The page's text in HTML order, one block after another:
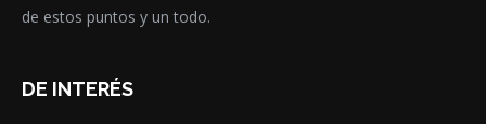
de estos puntos y un todo.
DE INTERÉS